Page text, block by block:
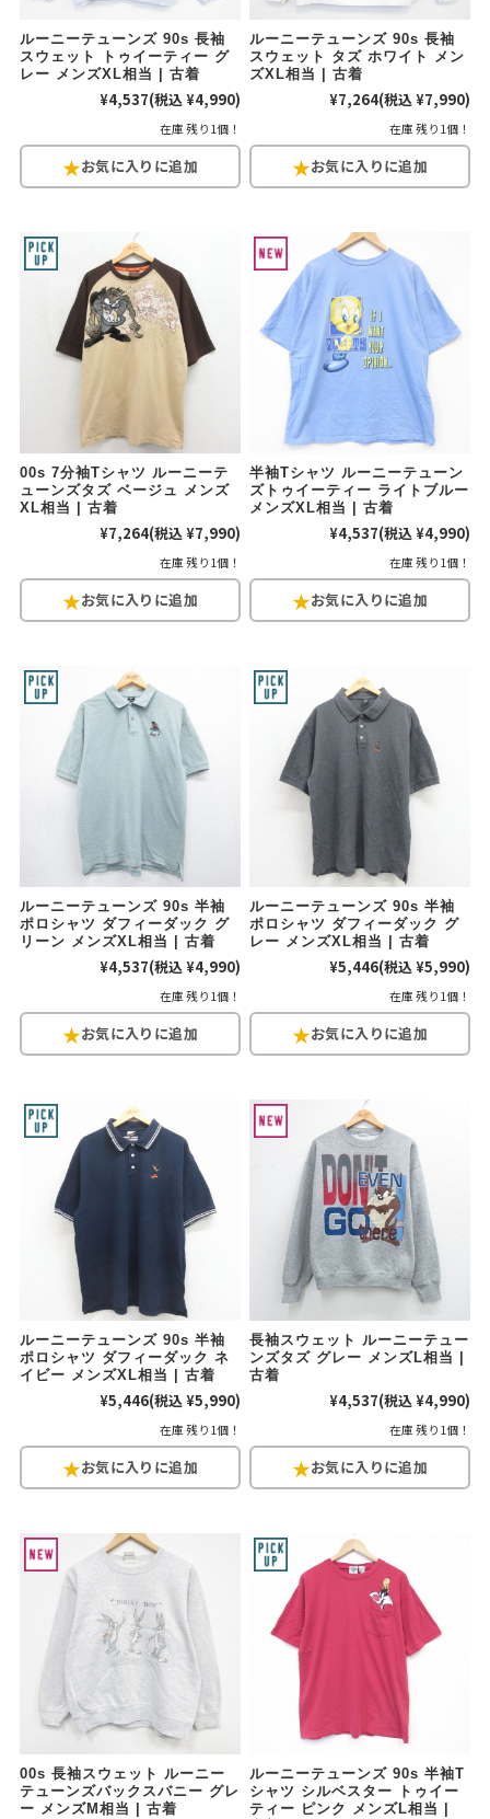
ルーニーテューンズ 90s 長袖
スウェット トゥイーティー グ
レー メンズXL相当 | 古着
¥4,537(税込 ¥4,990)
在庫 残り1個！
ルーニーテューンズ 90s 長袖
スウェット タズ ホワイト メン
ズXL相当 | 古着
¥7,264(税込 ¥7,990)
在庫 残り1個！
00s 7分袖Tシャツ ルーニーテ
ューンズタズ ベージュ メンズ
XL相当 | 古着
¥7,264(税込 ¥7,990)
在庫 残り1個！
半袖Tシャツ ルーニーテューン
ズトゥイーティー ライトブルー
メンズXL相当 | 古着
¥4,537(税込 ¥4,990)
在庫 残り1個！
ルーニーテューンズ 90s 半袖
ポロシャツ ダフィーダック グ
リーン メンズXL相当 | 古着
¥4,537(税込 ¥4,990)
在庫 残り1個！
ルーニーテューンズ 90s 半袖
ポロシャツ ダフィーダック グ
レー メンズXL相当 | 古着
¥5,446(税込 ¥5,990)
在庫 残り1個！
ルーニーテューンズ 90s 半袖
ポロシャツ ダフィーダック ネ
イビー メンズXL相当 | 古着
¥5,446(税込 ¥5,990)
在庫 残り1個！
長袖スウェット ルーニーテュー
ンズタズ グレー メンズL相当 |
古着
¥4,537(税込 ¥4,990)
在庫 残り1個！
00s 長袖スウェット ルーニー
テューンズバックスバニー グレ
ー メンズM相当 | 古着
ルーニーテューンズ 90s 半袖T
シャツ シルベスター トゥイー
ティー ピンク メンズL相当 |